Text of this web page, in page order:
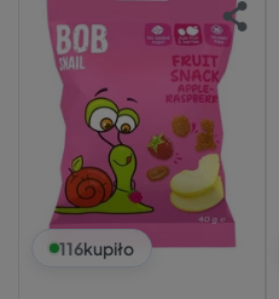
116kupiło